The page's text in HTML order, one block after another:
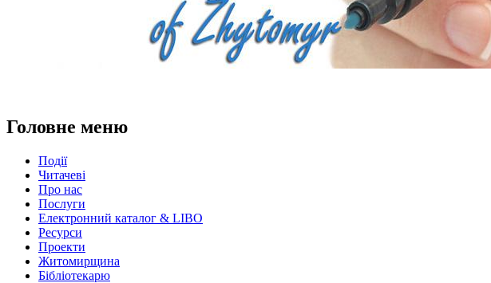
Головне меню
Події
Читачеві
Про нас
Послуги
Електронний каталог & LIBO
Ресурси
Проекти
Житомирщина
Бібліотекарю